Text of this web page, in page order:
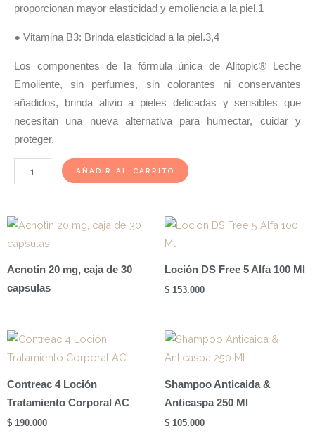
proporcionan mayor elasticidad y emoliencia a la piel.1
● Vitamina B3: Brinda elasticidad a la piel.3,4
Los componentes de la fórmula única de Alitopic® Leche
Emoliente, sin perfumes, sin colorantes ni conservantes
añadidos, brinda alivio a pieles delicadas y sensibles que
necesitan una nueva alternativa para humectar, cuidar y
proteger.
Alitopic
Leche
Fco
x
cantidad
AÑADIR AL CARRITO
Acnotin 20 mg, caja de 30
capsulas
Loción DS Free 5 Alfa 100 Ml
$ 153.000
Contreac 4 Loción
Tratamiento Corporal AC
$ 190.000
Shampoo Anticaida &
Anticaspa 250 Ml
$ 105.000